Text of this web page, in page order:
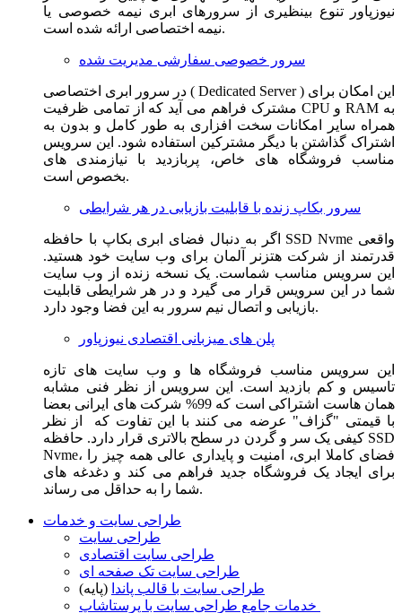
نیوزپاور تنوع بینظیری از سرورهای ابری نیمه خصوصی یا
نیمه اختصاصی ارائه شده است.
سرور خصوصی سفارشی مدیریت شده
در سرور ابری اختصاصی ( Dedicated Server ) این امکان برای
مشترک فراهم می آید که از تمامی ظرفیت CPU و RAM به
همراه سایر امکانات سخت افزاری به طور کامل و بدون به
اشتراک گذاشتن با دیگر مشترکین استفاده شود. این سرویس
مناسب فروشگاه های خاص، پربازدید با نیازمندی های
بخصوص است.
سرور بکاپ زنده با قابلیت بازیابی در هر شرایطی
اگر به دنبال فضای ابری بکاپ با حافظه SSD Nvme واقعی
قدرتمند از شرکت هتزنر آلمان برای وب سایت خود هستید.
این سرویس مناسب شماست. یک نسخه زنده از وب سایت
شما در این سرویس قرار می گیرد و در هر شرایطی قابلیت
بازیابی و اتصال نیم سرور به این فضا وجود دارد.
پلن های میزبانی اقتصادی نیوزپاور
این سرویس مناسب فروشگاه ها و وب سایت های تازه
تاسیس و کم بازدید است. این سرویس از نظر فنی مشابه
همان هاست اشتراکی است که 99% شرکت های ایرانی بعضا
با قیمتی "گزاف" عرضه می کنند با این تفاوت که از نظر
کیفی یک سر و گردن در سطح بالاتری قرار دارد. حافظه SSD
Nvme، فضای کاملا ابری، امنیت و پایداری عالی همه چیز را
برای ایجاد یک فروشگاه جدید فراهم می کند و دغدغه های
شما را به حداقل می رساند.
طراحی سایت و خدمات
طراحی سایت
طراحی سایت اقتصادی
طراحی سایت تک صفحه ای
طراحی سایت با قالب پاندا (پایه)